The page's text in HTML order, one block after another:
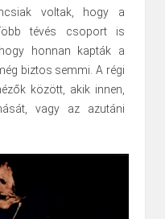
voltak, hogy a
tévés csoport is
honnan kapták a
biztos semmi. A régi
között, akik innen,
vagy az azutáni